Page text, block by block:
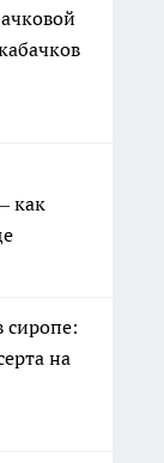
как
сиропе:
на